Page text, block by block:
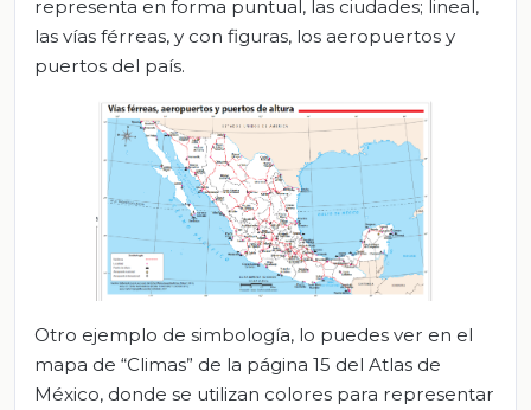
representa en forma puntual, las ciudades; lineal,
las vías férreas, y con figuras, los aeropuertos y
puertos del país.
Otro ejemplo de simbología, lo puedes ver en el
mapa de “Climas” de la página 15 del Atlas de
México, donde se utilizan colores para representar